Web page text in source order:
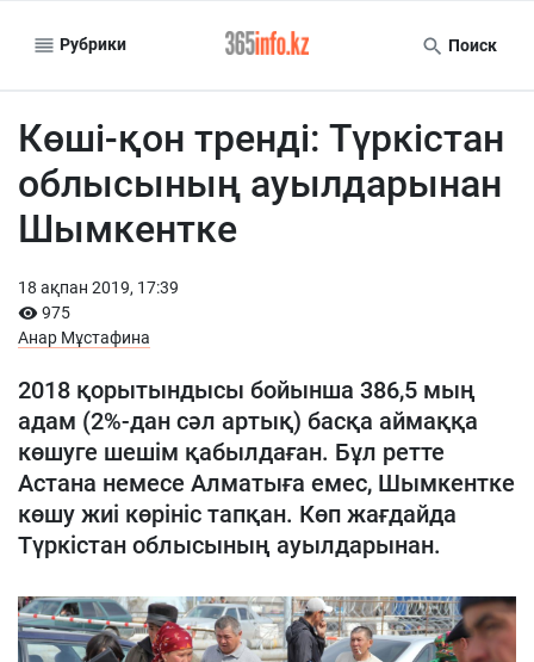
Рубрики Поиск
Көші-қон тренді: Түркістан
облысының ауылдарынан
Шымкентке
18 ақпан 2019, 17:39
975
Анар Мұстафина
2018 қорытындысы бойынша 386,5 мың
адам (2%-дан сәл артық) басқа аймаққа
көшуге шешім қабылдаған. Бұл ретте
Астана немесе Алматыға емес, Шымкентке
көшу жиі көрініс тапқан. Көп жағдайда
Түркістан облысының ауылдарынан.